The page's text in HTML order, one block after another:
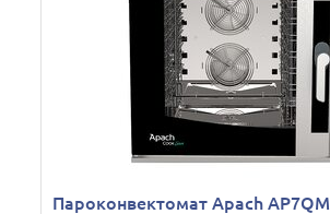
Пароконвектомат Apach AP7QM